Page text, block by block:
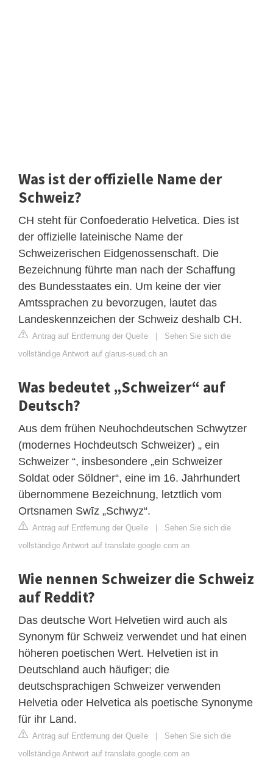
Was ist der offizielle Name der
Schweiz?
CH steht für Confoederatio Helvetica. Dies ist
der offizielle lateinische Name der
Schweizerischen Eidgenossenschaft. Die
Bezeichnung führte man nach der Schaffung
des Bundesstaates ein. Um keine der vier
Amtssprachen zu bevorzugen, lautet das
Landeskennzeichen der Schweiz deshalb CH.
Antrag auf Entfernung der Quelle | Sehen Sie sich die
vollständige Antwort auf glarus-sued.ch an
Was bedeutet „Schweizer“ auf
Deutsch?
Aus dem frühen Neuhochdeutschen Schwytzer
(modernes Hochdeutsch Schweizer) „ ein
Schweizer “, insbesondere „ein Schweizer
Soldat oder Söldner“, eine im 16. Jahrhundert
übernommene Bezeichnung, letztlich vom
Ortsnamen Swīz „Schwyz“.
Antrag auf Entfernung der Quelle | Sehen Sie sich die
vollständige Antwort auf translate.google.com an
Wie nennen Schweizer die Schweiz
auf Reddit?
Das deutsche Wort Helvetien wird auch als
Synonym für Schweiz verwendet und hat einen
höheren poetischen Wert. Helvetien ist in
Deutschland auch häufiger; die
deutschsprachigen Schweizer verwenden
Helvetia oder Helvetica als poetische Synonyme
für ihr Land.
Antrag auf Entfernung der Quelle | Sehen Sie sich die
vollständige Antwort auf translate.google.com an